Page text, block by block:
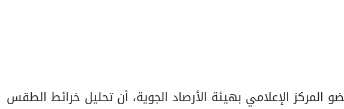
المركز الإعلامي بهيئة الأرصاد الجوية، أن تحليل خرائط الطقس